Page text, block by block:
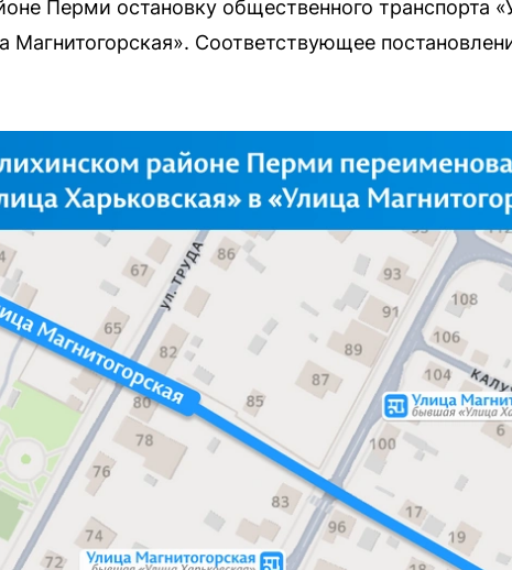
Перми остановку общественного транспорта
Магнитогорская». Соответствующее